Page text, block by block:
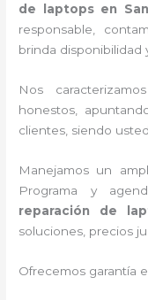
de laptops en San
responsable,
brinda disponibilidad
Nos
honestos,
clientes, siendo
Manejamos un
Programa y
reparación de
soluciones, precios
Ofrecemos garantía